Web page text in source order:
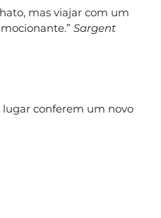
mas viajar com um
Sargent
lugar conferem um novo